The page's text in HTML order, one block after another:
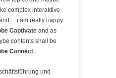
complex interaktive
i’am really happy.
Captivate and as
contents shall be
Connect.
und